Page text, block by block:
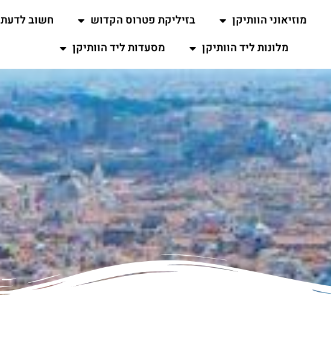
מוזיאוני הוותיקן בזיליקת פטרוס הקדוש חשוב לדעת
מלונות ליד הוותיקן
מסעדות ליד הוותיקן